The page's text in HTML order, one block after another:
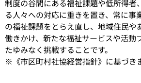
制度の谷間にある福祉課題や低所得者
る人々への対応に重きを置き、常に事
の福祉課題をとらえ直し、地域住民や
働きかけ、新たな福祉サービスや活動
たゆみなく挑戦することです。
※《市区町村社協経営指針》に基づき